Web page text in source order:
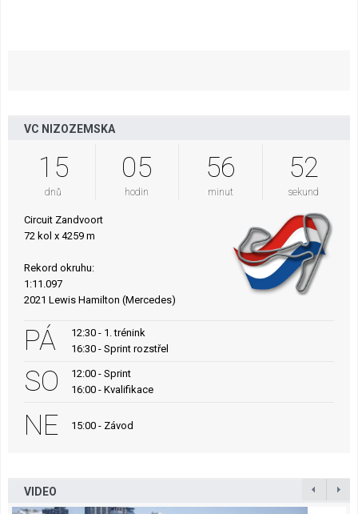
VC NIZOZEMSKA
15
dnů
05
hodin
56
minut
52
sekund
Circuit Zandvoort
72 kol x 4259 m
Rekord okruhu:
1:11.097
2021 Lewis Hamilton (Mercedes)
PÁ
12:30 - 1. trénink
16:30 - Sprint rozstřel
SO
12:00 - Sprint
16:00 - Kvalifikace
NE 15:00 - Závod
VIDEO